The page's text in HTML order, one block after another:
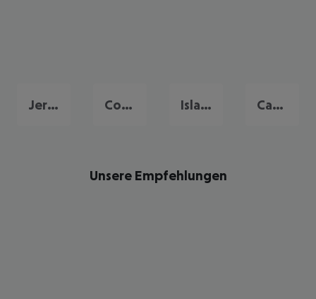
Jerez de la Frontera Conil de la Frontera Islantilla Cadiz
Unsere Empfehlungen